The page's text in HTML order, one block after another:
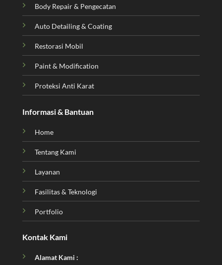
Body Repair & Pengecatan
Auto Detailing & Coating
Restorasi Mobil
Paint & Modification
Proteksi Anti Karat
Informasi & Bantuan
Home
Tentang Kami
Layanan
Fasilitas & Teknologi
Portfolio
Kontak Kami
Alamat Kami :